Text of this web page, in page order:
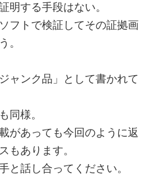
する手段はない。
フトで検証してその証拠画
。
ャンク品」として書かれて
同様。
があっても今回のように返
もあります。
話し合ってください。